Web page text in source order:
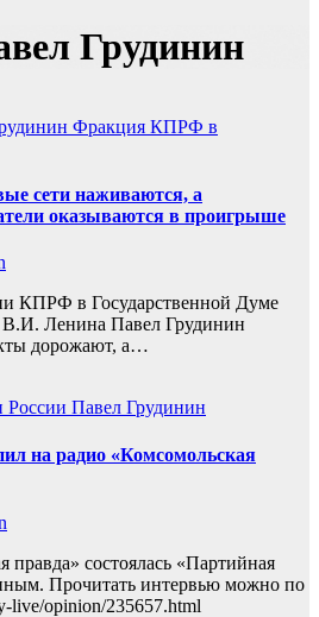
Грудинин
Фракция КПРФ в
сети наживаются, а
оказываются в проигрыше
КПРФ в Государственной Думе
В.И. Ленина Павел Грудинин
дорожают, а…
России Павел Грудинин
на радио «Комсомольская
правда» состоялась «Партийная
Прочитать интервью можно по
live/opinion/235657.html